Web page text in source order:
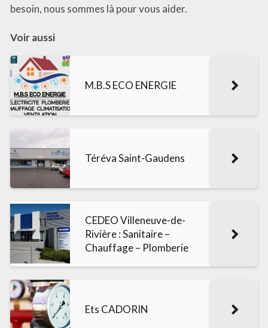
besoin, nous sommes là pour vous aider.
Voir aussi
M.B.S ECO ENERGIE
Téréva Saint-Gaudens
CEDEO Villeneuve-de-
Rivière : Sanitaire –
Chauffage – Plomberie
Ets CADORIN